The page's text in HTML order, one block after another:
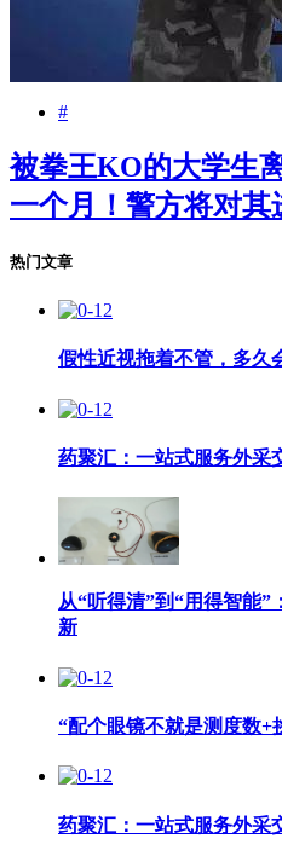
#
被拳王KO的大学生
一个月！警方将对其
热门文章
假性近视拖着不管，多久
药聚汇：一站式服务外采
从“听得清”到“用得智能”
新
“配个眼镜不就是测度数+
药聚汇：一站式服务外采